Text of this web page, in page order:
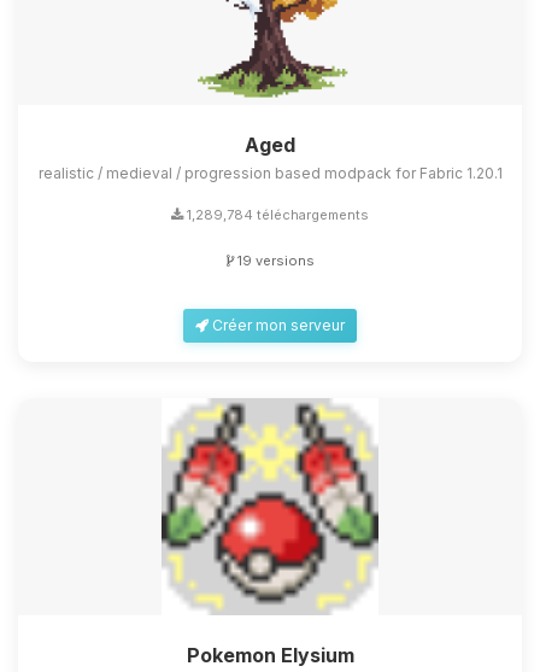
Aged
realistic / medieval / progression based modpack for Fabric 1.20.1
1,289,784 téléchargements
19 versions
Créer mon serveur
Pokemon Elysium